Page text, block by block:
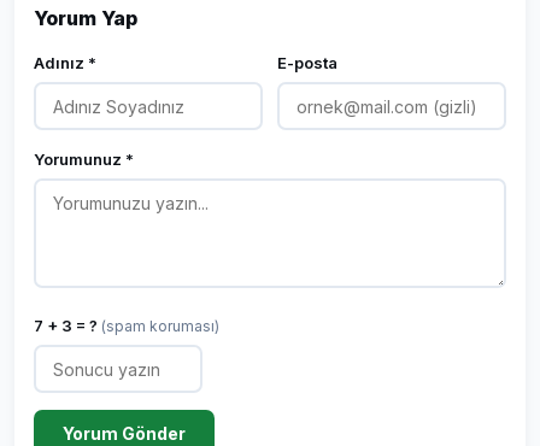
Yorum Yap
Adınız * E-posta
Yorumunuz *
7 + 3 = ? (spam koruması)
Yorum Gönder